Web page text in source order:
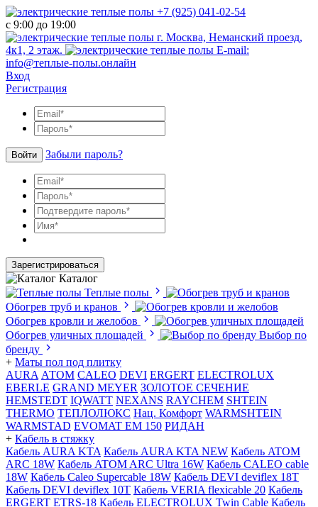
+7 (925) 041-02-54
с 9:00 до 19:00
г. Москва, Неманский проезд,
4к1, 2 этаж.
E-mail:
info@теплые-полы.онлайн
Вход
Регистрация
Войти Забыли пароль?
Зарегистрироваться
Каталог
Теплые полы
Обогрев труб и кранов
Обогрев кровли и желобов
Обогрев уличных площадей
Выбор по
бренду
+ Маты пол под плитку
AURA АТОМ CALEO DEVI ERGERT ELECTROLUX
EBERLE GRAND MEYER ЗОЛОТОЕ СЕЧЕНИЕ
HEMSTEDT IQWATT NEXANS RAYCHEM SHTEIN
THERMO ТЕПЛОЛЮКС Нац. Комфорт WARMSHTEIN
WARMSTAD EVOMAT EM 150 РИДАН
+ Кабель в стяжку
Кабель AURA KTA Кабель AURA KTA NEW Кабель ATOM
ARC 18W Кабель ATOM ARC Ultra 16W Кабель CALEO cable
18W Кабель Caleo Supercable 18W Кабель DEVI deviflex 18T
Кабель DEVI deviflex 10T Кабель VERIA flexicable 20 Кабель
ERGERT ETRS-18 Кабель ELECTROLUX Twin Cable Кабель